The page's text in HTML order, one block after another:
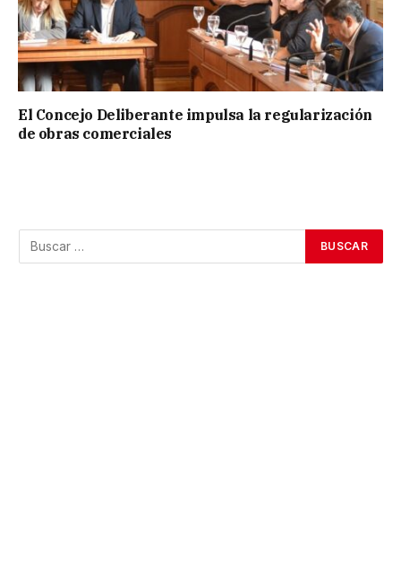
El Concejo Deliberante impulsa la regularización
de obras comerciales